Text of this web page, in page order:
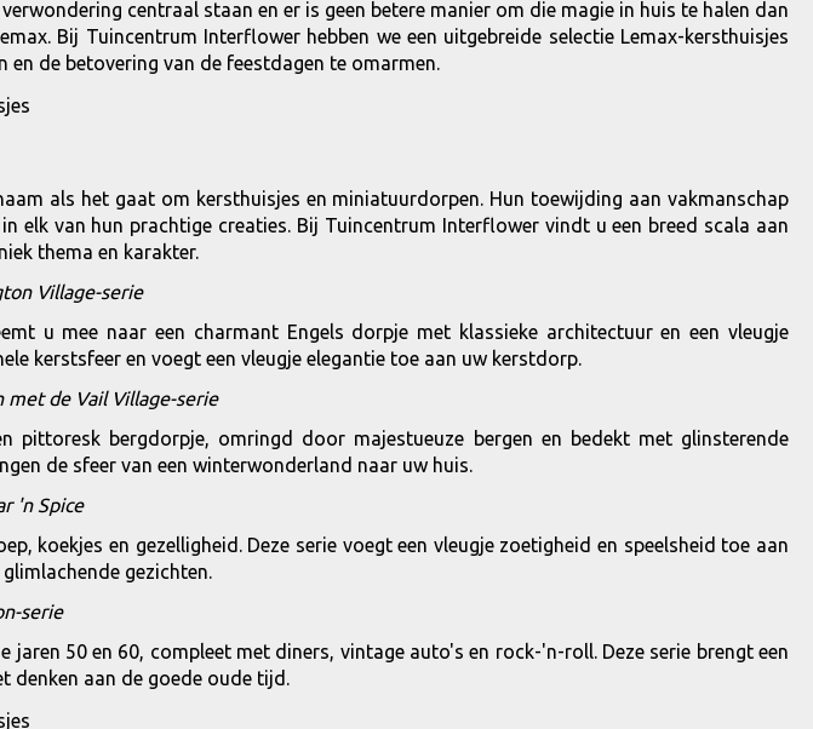
centraal staan en er is geen betere manier om die magie in huis te halen dan
Bij Tuincentrum Interflower hebben we een uitgebreide selectie Lemax-kersthuisjes
en de betovering van de feestdagen te omarmen.
als het gaat om kersthuisjes en miniatuurdorpen. Hun toewijding aan vakmanschap
elk van hun prachtige creaties. Bij Tuincentrum Interflower vindt u een breed scala aan
thema en karakter.
Village-serie
u mee naar een charmant Engels dorpje met klassieke architectuur en een vleugje
kerstsfeer en voegt een vleugje elegantie toe aan uw kerstdorp.
met de Vail Village-serie
pittoresk bergdorpje, omringd door majestueuze bergen en bedekt met glinsterende
de sfeer van een winterwonderland naar uw huis.
'n Spice
koekjes en gezelligheid. Deze serie voegt een vleugje zoetigheid en speelsheid toe aan
gezichten.
serie
jaren 50 en 60, compleet met diners, vintage auto's en rock-'n-roll. Deze serie brengt een
denken aan de goede oude tijd.